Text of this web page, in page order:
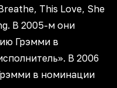
This Love, She
В 2005-м они
Грэмми в
В 2006
в номинации